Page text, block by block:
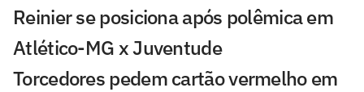
Reinier se posiciona após polêmica em
Atlético-MG x Juventude
Torcedores pedem cartão vermelho em